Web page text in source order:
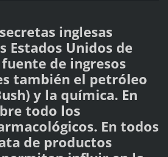
inglesas
Estados Unidos de
de ingresos
también el petróleo
y la química. En
todo los
En todos
de productos